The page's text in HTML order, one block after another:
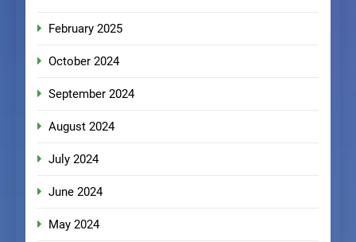
February 2025
October 2024
September 2024
August 2024
July 2024
June 2024
May 2024